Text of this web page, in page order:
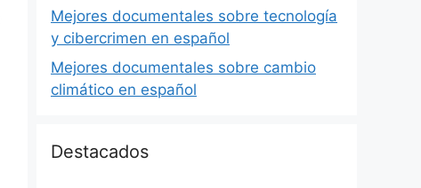
Mejores documentales sobre tecnología
y cibercrimen en español
Mejores documentales sobre cambio
climático en español
Destacados